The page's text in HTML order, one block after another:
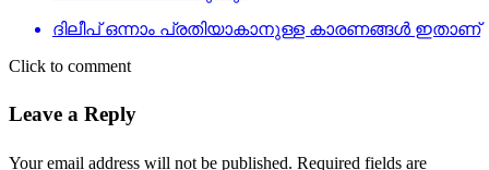
Click to comment
Leave a Reply
Your email address will not be published.